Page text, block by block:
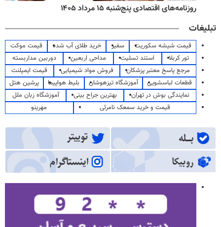
روزنامه‌های اقتصادی پنج‌شنبه ۱۵ مرداد ۱۴۰۵
تبلیغات
قیمت شیشه سکوریت سفیر خرید طلای آب شده
قیمت موکت
تور کربلا
استند تسلیت مداحی اربعین
دوربین مداربسته
مرجع پاسخ معتبر پزشکان
فروش مواد شیمیایی
قیمت ایمپلنت
قطعات لباسشویی
آموزشگاه تیزهوشان بلیط هواپیما
پرشین هتل
نمایندگی بوش در تهران
بهترین جراح بینی
آموزشگاه زبان ملل
قیمت و خرید سمعک نامرئی
مهرینو